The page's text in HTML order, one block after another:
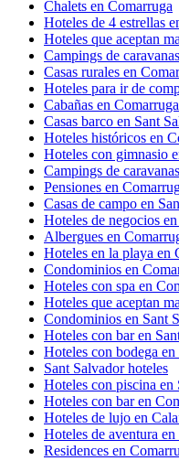
Chalets en Comarruga
Hoteles de 4 estrellas
Hoteles que aceptan
Campings de
Casas rurales en
Hoteles para ir de
Cabañas en Comarruga
Casas barco en Sant
Hoteles históricos en
Hoteles con gimnasio
Campings de
Pensiones en
Casas de campo en
Hoteles de negocios
Albergues en
Hoteles en la playa en
Condominios en
Hoteles con spa en
Hoteles que aceptan
Condominios en Sant
Hoteles con bar en
Hoteles con bodega
Sant Salvador hoteles
Hoteles con piscina en
Hoteles con bar en
Hoteles de lujo en
Hoteles de aventura
Residences en